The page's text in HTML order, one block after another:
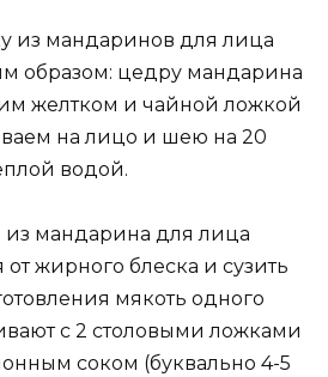
из мандаринов для лица
образом: цедру мандарина
желтком и чайной ложкой
на лицо и шею на 20
водой.
мандарина для лица
жирного блеска и сузить
мякоть одного
с 2 столовыми ложками
соком (буквально 4-5